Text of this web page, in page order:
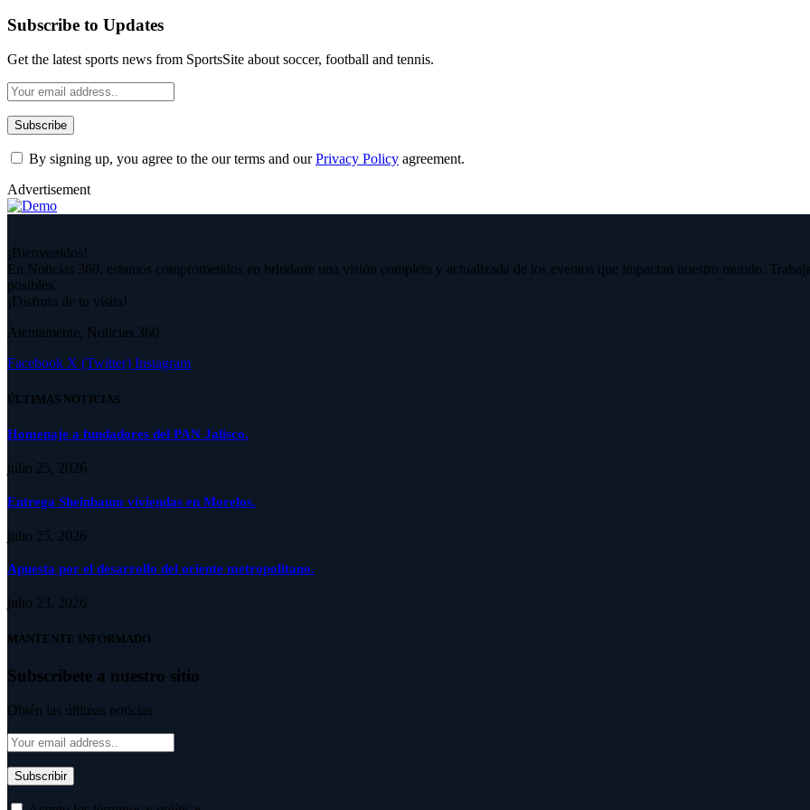
Subscribe to Updates
Get the latest sports news from SportsSite about soccer, football and tennis.
By signing up, you agree to the our terms and ourPrivacy Policy agreement.
Advertisement
¡Bienvenidos!
En Noticias 360, estamos comprometidos en brindarte una visión completa y actualizada de los eventos que impactan nuestro mundo.
posibles.
¡Disfruta de tu visita!
Atentamente, Noticias 360
Facebook X (Twitter) Instagram
ÚLTIMAS NOTICIAS
Homenaje a fundadores del PAN Jalisco.
julio 25, 2026
Entrega Sheinbaum viviendas en Morelos.
julio 25, 2026
Apuesta por el desarrollo del oriente metropolitano.
julio 23, 2026
MANTENTE INFORMADO
Subscríbete a nuestro sitio
Obtén las últimas noticias